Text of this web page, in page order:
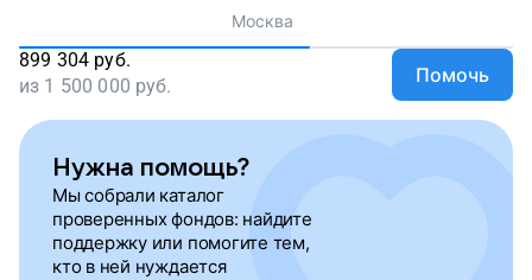
Москва
899 304 руб.
из 1 500 000 руб. Помочь
Нужна помощь?
Мы собрали каталог
проверенных фондов: найдите
поддержку или помогите тем,
кто в ней нуждается